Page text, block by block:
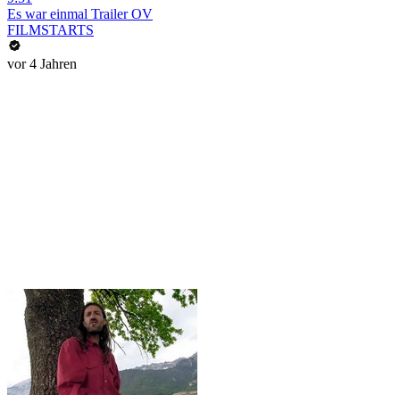
Es war einmal Trailer OV
FILMSTARTS
vor 4 Jahren